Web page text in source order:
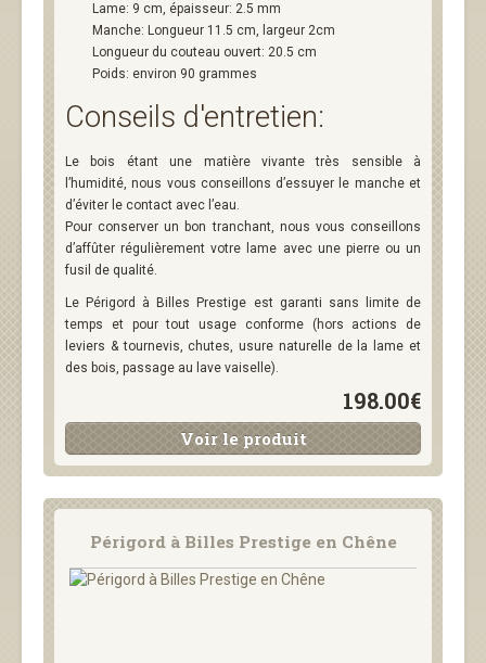
Lame: 9 cm, épaisseur: 2.5 mm
Manche: Longueur 11.5 cm, largeur 2cm
Longueur du couteau ouvert: 20.5 cm
Poids: environ 90 grammes
Conseils d'entretien:
Le bois étant une matière vivante très sensible à
l’humidité, nous vous conseillons d’essuyer le manche et
d’éviter le contact avec l’eau.
Pour conserver un bon tranchant, nous vous conseillons
d’affûter régulièrement votre lame avec une pierre ou un
fusil de qualité.
Le Périgord à Billes Prestige est garanti sans limite de
temps et pour tout usage conforme (hors actions de
leviers & tournevis, chutes, usure naturelle de la lame et
des bois, passage au lave vaiselle).
198.00€
Voir le produit
Périgord à Billes Prestige en Chêne